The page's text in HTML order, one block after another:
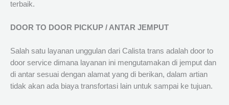
terbaik.
DOOR TO DOOR PICKUP / ANTAR JEMPUT
Salah satu layanan unggulan dari Calista trans adalah door to
door service dimana layanan ini mengutamakan di jemput dan
di antar sesuai dengan alamat yang di berikan, dalam artian
tidak akan ada biaya transfortasi lain untuk sampai ke tujuan.